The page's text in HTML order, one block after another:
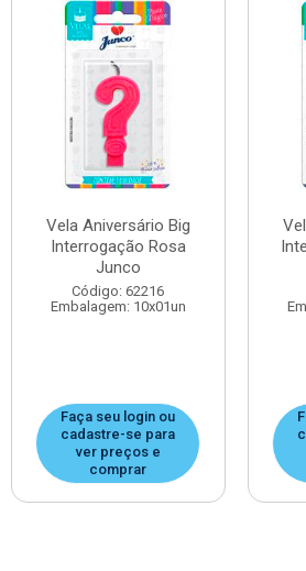
Vela Aniversário Big
Interrogação Rosa
Junco
Código: 62216
Embalagem: 10x01un
Faça seu login ou
cadastre-se para
ver preços e
comprar